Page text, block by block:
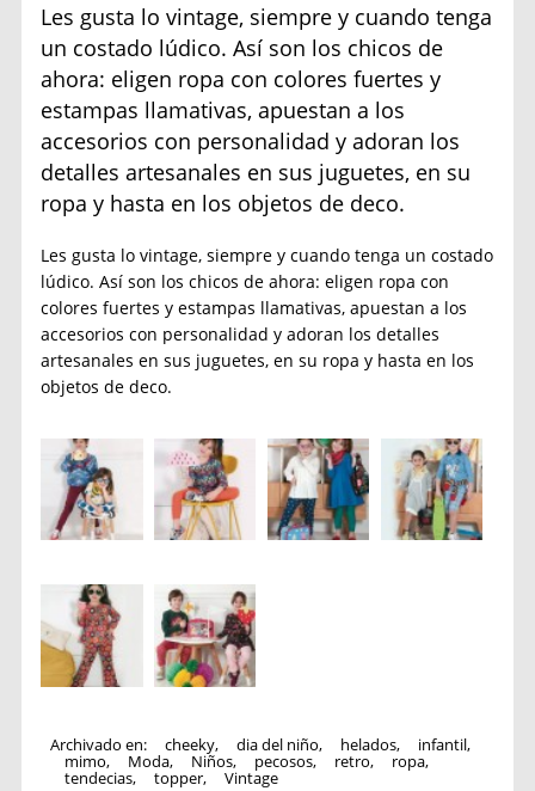
Les gusta lo vintage, siempre y cuando tenga
un costado lúdico. Así son los chicos de
ahora: eligen ropa con colores fuertes y
estampas llamativas, apuestan a los
accesorios con personalidad y adoran los
detalles artesanales en sus juguetes, en su
ropa y hasta en los objetos de deco.
Les gusta lo vintage, siempre y cuando tenga un costado
lúdico. Así son los chicos de ahora: eligen ropa con
colores fuertes y estampas llamativas, apuestan a los
accesorios con personalidad y adoran los detalles
artesanales en sus juguetes, en su ropa y hasta en los
objetos de deco.
Archivado en: cheeky, dia del niño, helados, infantil,
mimo, Moda, Niños, pecosos, retro, ropa,
tendecias, topper,
Vintage